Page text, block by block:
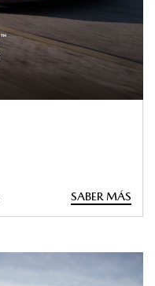
SABER MÁS